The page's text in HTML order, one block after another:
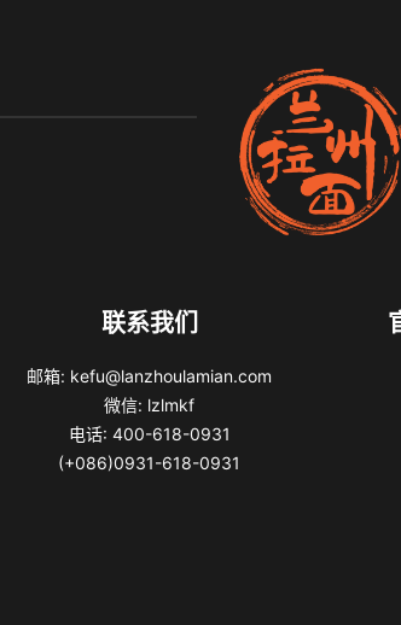
联系我们
邮箱: kefu@lanzhoulamian.com
微信: lzlmkf
电话: 400-618-0931
(+086)0931-618-0931